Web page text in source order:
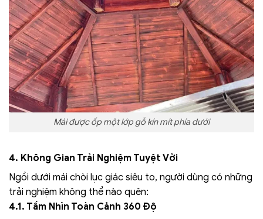
Mái được ốp một lớp gỗ kín mít phía dưới
4. Không Gian Trải Nghiệm Tuyệt Vời
Ngồi dưới mái chòi lục giác siêu to, người dùng có những
trải nghiệm không thể nào quên:
4.1. Tầm Nhìn Toàn Cảnh 360 Độ